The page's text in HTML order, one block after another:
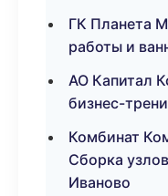
ГК Планета
работы и
АО Капитал
бизнес-
Комбинат
Сборка
Иваново